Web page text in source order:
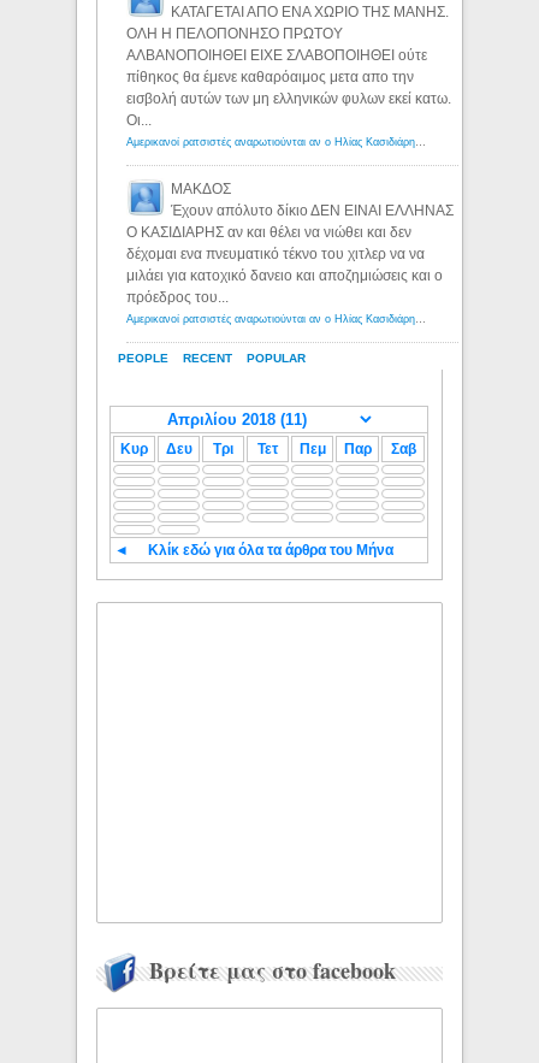
PEOPLE RECENT POPULAR
ΚΑΤΑΓΕΤΑΙ ΑΠΟ ΕΝΑ ΧΩΡΙΟ ΤΗΣ ΜΑΝΗΣ.
ΟΛΗ Η ΠΕΛΟΠΟΝΗΣΟ ΠΡΩΤΟΥ
ΑΛΒΑΝΟΠΟΙΗΘΕΙ ΕΙΧΕ ΣΛΑΒΟΠΟΙΗΘΕΙ ούτε
πίθηκος θα έμενε καθαρόαιμος μετα απο την
εισβολή αυτών των μη ελληνικών φυλων εκεί κατω.
Οι...
ΜΑΚΔΟΣ
Έχουν απόλυτο δίκιο ΔΕΝ ΕΙΝΑΙ ΕΛΛΗΝΑΣ
Ο ΚΑΣΙΔΙΑΡΗΣ αν και θέλει να νιώθει και δεν
δέχομαι ενα πνευματικό τέκνο του χιτλερ να να
μιλάει για κατοχικό δανειο και αποζημιώσεις και ο
πρόεδρος του...
Κυρ Δευ Τρι Τετ Πεμ Παρ Σαβ
◄ Κλίκ εδώ για όλα τα άρθρα του Μήνα
Βρείτε μας στο facebook